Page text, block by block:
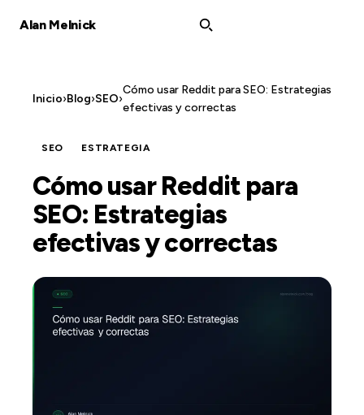
Alan Melnick
Inicio›Blog›SEO›
Cómo usar Reddit para SEO: Estrategias
efectivas y correctas
SEO ESTRATEGIA
Cómo usar Reddit para
SEO: Estrategias
efectivas y correctas